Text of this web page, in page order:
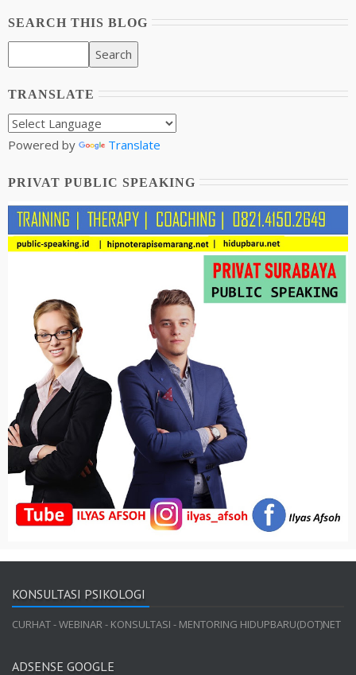
SEARCH THIS BLOG
TRANSLATE
Powered by Translate
PRIVAT PUBLIC SPEAKING
KONSULTASI PSIKOLOGI
CURHAT - WEBINAR - KONSULTASI - MENTORING HIDUPBARU(DOT)NET
ADSENSE GOOGLE